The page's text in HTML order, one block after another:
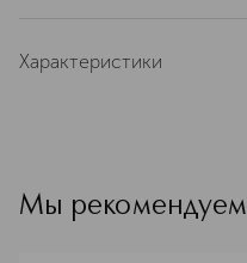
Характеристики
цвет
Мы рекомендуем